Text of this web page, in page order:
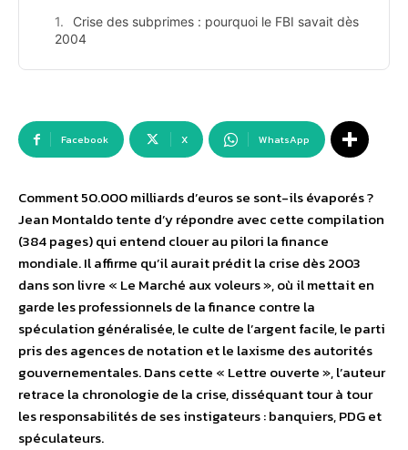
Crise des subprimes : pourquoi le FBI savait dès
2004
Facebook X WhatsApp
Comment 50.000 milliards d’euros se sont-ils évaporés ?
Jean Montaldo tente d’y répondre avec cette compilation
(384 pages) qui entend clouer au pilori la finance
mondiale. Il affirme qu’il aurait prédit la crise dès 2003
dans son livre « Le Marché aux voleurs », où il mettait en
garde les professionnels de la finance contre la
spéculation généralisée, le culte de l’argent facile, le parti
pris des agences de notation et le laxisme des autorités
gouvernementales. Dans cette « Lettre ouverte », l’auteur
retrace la chronologie de la crise, disséquant tour à tour
les responsabilités de ses instigateurs : banquiers, PDG et
spéculateurs.